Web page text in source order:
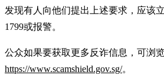
发现有人向他们提出上述要求，应该
1799或报警。
公众如果要获取更多反诈信息，可浏
https://www.scamshield.gov.sg/。